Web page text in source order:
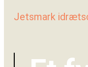
Jetsmark